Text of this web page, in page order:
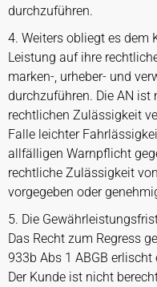
durchzuführen.
4. Weiters obliegt es dem
Leistung auf ihre
marken-, urheber- und
durchzuführen. Die AN ist
rechtlichen Zulässigkeit
Falle leichter
allfälligen Warnpflicht
rechtliche Zulässigkeit
vorgegeben oder
5. Die
Das Recht zum Regress
933b Abs 1 ABGB
Der Kunde ist nicht